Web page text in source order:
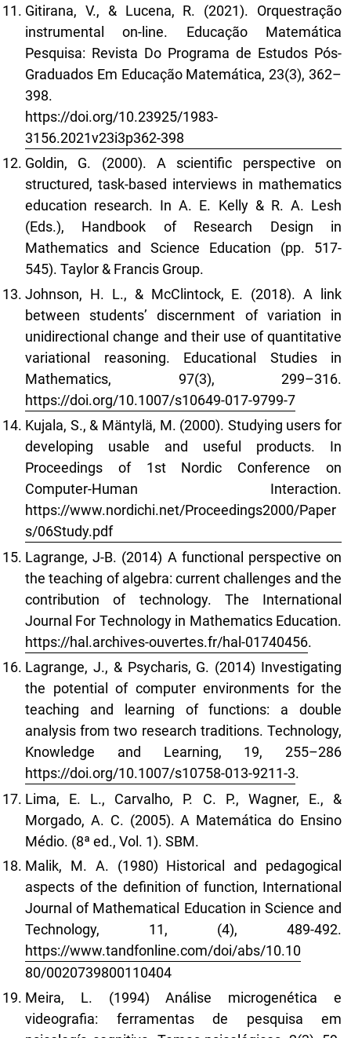
Gitirana, V., & Lucena, R. (2021). Orquestração
instrumental on-line. Educação Matemática
Pesquisa: Revista Do Programa de Estudos Pós-
Graduados Em Educação Matemática, 23(3), 362–
398.
https://doi.org/10.23925/1983-
3156.2021v23i3p362-398
Goldin, G. (2000). A scientific perspective on
structured, task-based interviews in mathematics
education research. In A. E. Kelly & R. A. Lesh
(Eds.), Handbook of Research Design in
Mathematics and Science Education (pp. 517-
545). Taylor & Francis Group.
Johnson, H. L., & McClintock, E. (2018). A link
between students’ discernment of variation in
unidirectional change and their use of quantitative
variational reasoning. Educational Studies in
Mathematics, 97(3), 299–316.
https://doi.org/10.1007/s10649-017-9799-7
Kujala, S., & Mäntylä, M. (2000). Studying users for
developing usable and useful products. In
Proceedings of 1st Nordic Conference on
Computer-Human Interaction.
https://www.nordichi.net/Proceedings2000/Paper
s/06Study.pdf
Lagrange, J-B. (2014) A functional perspective on
the teaching of algebra: current challenges and the
contribution of technology. The International
Journal For Technology in Mathematics Education.
https://hal.archives-ouvertes.fr/hal-01740456.
Lagrange, J., & Psycharis, G. (2014) Investigating
the potential of computer environments for the
teaching and learning of functions: a double
analysis from two research traditions. Technology,
Knowledge and Learning, 19, 255–286
https://doi.org/10.1007/s10758-013-9211-3.
Lima, E. L., Carvalho, P. C. P., Wagner, E., &
Morgado, A. C. (2005). A Matemática do Ensino
Médio. (8ª ed., Vol. 1). SBM.
Malik, M. A. (1980) Historical and pedagogical
aspects of the definition of function, International
Journal of Mathematical Education in Science and
Technology, 11, (4), 489-492.
https://www.tandfonline.com/doi/abs/10.10
80/0020739800110404
Meira, L. (1994) Análise microgenética e
videografia: ferramentas de pesquisa em